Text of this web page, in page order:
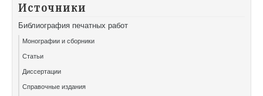
Источники
Библиография печатных работ
Монографии и сборники
Статьи
Диссертации
Справочные издания